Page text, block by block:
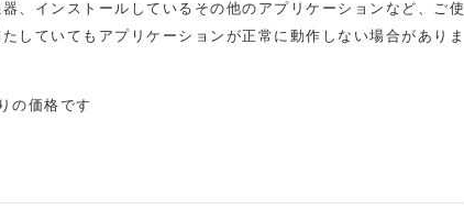
、インストールしているその他のアプリケーションなど、ご使
していてもアプリケーションが正常に動作しない場合がありま
の価格です